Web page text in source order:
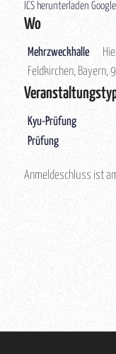
ICS herunterladen
Wo
Mehrzweckhalle
Feldkirchen, Bayern,
Kyu-Prüfung
Prüfung
Anmeldeschluss ist